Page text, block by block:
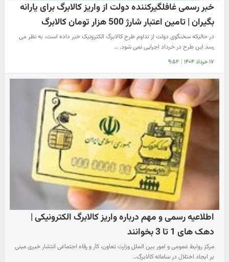
خبر رسمی غافلگیرکننده دولت از واریز کالابرگ برای یارانه
بگیران | تامین اعتبار شارژ 500 هزار تومان کالابرگ
در حالیکه سخنگوی دولت از تداوم طرح کالابرگ الکترونیک خبر داده است، به نظر می
رسد این طرح در خرداد اجرایی نمی شود. …
۱۷ خرداد ۱۴۰۴ | ۹:۵۲
اطلاعیه رسمی و مهم درباره واریز کالابرگ الکترونیکی |
دهک های 1 تا 3 بخوانند
مرکز روابط عمومی و امور بین الملل وزارت تعاون، کار و رفاه اجتماعی انتشار خبری مبنی
بر ایجاد اختلال در سامانه کالابرگ…